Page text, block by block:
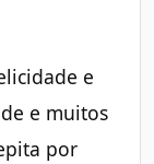
e
e muitos
por